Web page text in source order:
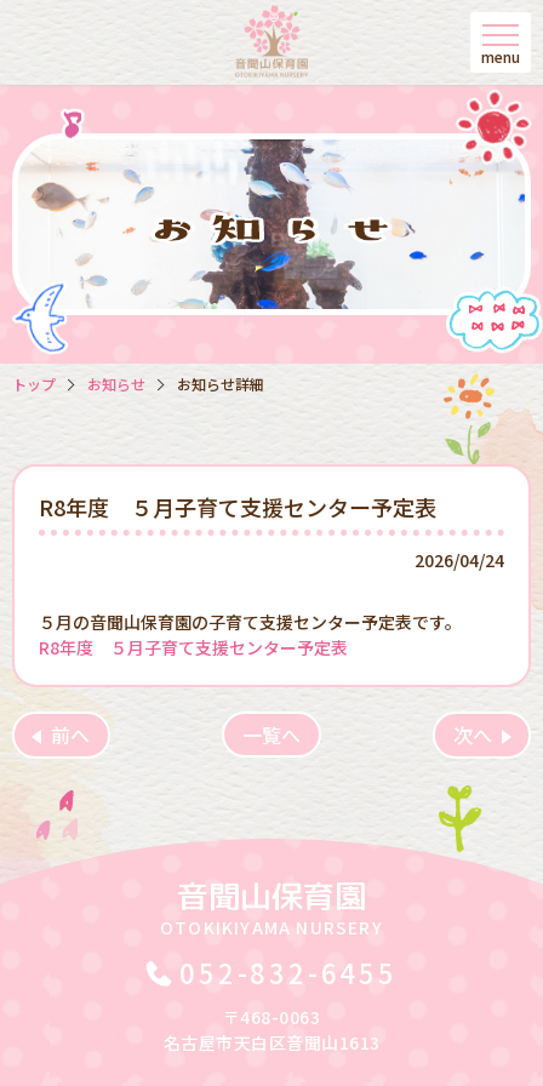
menu
トップ お知らせ お知らせ詳細
R8年度 ５月子育て支援センター予定表
2026/04/24
５月の音聞山保育園の子育て支援センター予定表です。
R8年度 ５月子育て支援センター予定表
前へ 次へ
一覧へ
音聞山保育園
OTOKIKIYAMA NURSERY
052-832-6455
〒468-0063
名古屋市天白区音聞山1613